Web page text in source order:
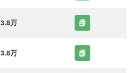
3.8万
3.8万